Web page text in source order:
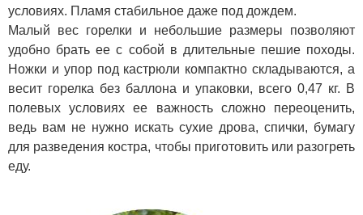
условиях. Пламя стабильное даже под дождем.
Малый вес горелки и небольшие размеры позволяют
удобно брать ее с собой в длительные пешие походы.
Ножки и упор под кастрюли компактно складываются, а
весит горелка без баллона и упаковки, всего 0,47 кг. В
полевых условиях ее важность сложно переоценить,
ведь вам не нужно искать сухие дрова, спички, бумагу
для разведения костра, чтобы приготовить или разогреть
еду.